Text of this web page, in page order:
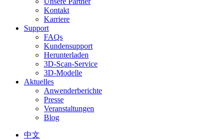
Kontakt
Karriere
Support
FAQs
Kundensupport
Herunterladen
3D-Scan-Service
3D-Modelle
Aktuelles
Anwenderberichte
Presse
Veranstaltungen
Blog
中文